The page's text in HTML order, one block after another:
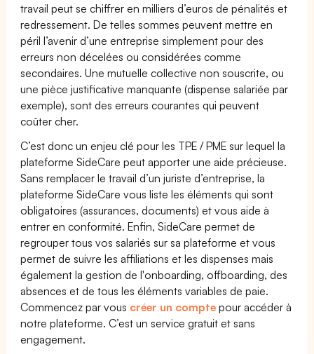
travail peut se chiffrer en milliers d’euros de pénalités et
redressement. De telles sommes peuvent mettre en
péril l’avenir d’une entreprise simplement pour des
erreurs non décelées ou considérées comme
secondaires. Une mutuelle collective non souscrite, ou
une pièce justificative manquante (dispense salariée par
exemple), sont des erreurs courantes qui peuvent
coûter cher.
C’est donc un enjeu clé pour les TPE / PME sur lequel la
plateforme SideCare peut apporter une aide précieuse.
Sans remplacer le travail d’un juriste d’entreprise, la
plateforme SideCare vous liste les éléments qui sont
obligatoires (assurances, documents) et vous aide à
entrer en conformité. Enfin, SideCare permet de
regrouper tous vos salariés sur sa plateforme et vous
permet de suivre les affiliations et les dispenses mais
également la gestion de l'onboarding, offboarding, des
absences et de tous les éléments variables de paie.
Commencez par vous créer un compte pour accéder à
notre plateforme. C’est un service gratuit et sans
engagement.